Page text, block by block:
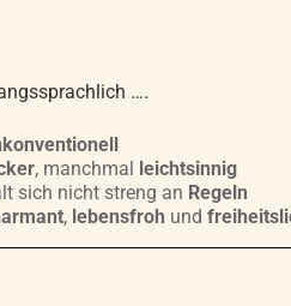
….
, manchmal
leichtsinnig
sich nicht streng an Regeln
, lebensfroh und